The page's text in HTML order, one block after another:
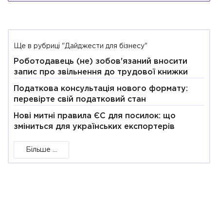
Ще в рубриці "Дайджести для бізнесу"
Роботодавець (не) зобов'язаний вносити
запис про звільнення до трудової книжки
Податкова консультація нового формату:
перевірте свій податковий стан
Нові митні правила ЄС для посилок: що
зміниться для українських експортерів
Більше ...